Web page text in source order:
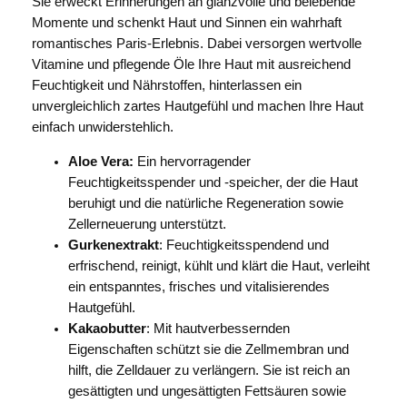
Momente und schenkt Haut und Sinnen ein wahrhaft
romantisches Paris-Erlebnis. Dabei versorgen wertvolle
Vitamine und pflegende Öle Ihre Haut mit ausreichend
Feuchtigkeit und Nährstoffen, hinterlassen ein
unvergleichlich zartes Hautgefühl und machen Ihre Haut
einfach unwiderstehlich.
Aloe Vera: Ein hervorragender
Feuchtigkeitsspender und -speicher, der die Haut
beruhigt und die natürliche Regeneration sowie
Zellerneuerung unterstützt.
Gurkenextrakt: Feuchtigkeitsspendend und
erfrischend, reinigt, kühlt und klärt die Haut, verleiht
ein entspanntes, frisches und vitalisierendes
Hautgefühl.
Kakaobutter: Mit hautverbessernden
Eigenschaften schützt sie die Zellmembran und
hilft, die Zelldauer zu verlängern. Sie ist reich an
gesättigten und ungesättigten Fettsäuren sowie